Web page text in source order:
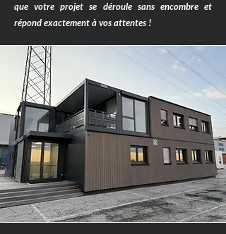
que votre projet se déroule sans encombre et
répond exactement à vos attentes !